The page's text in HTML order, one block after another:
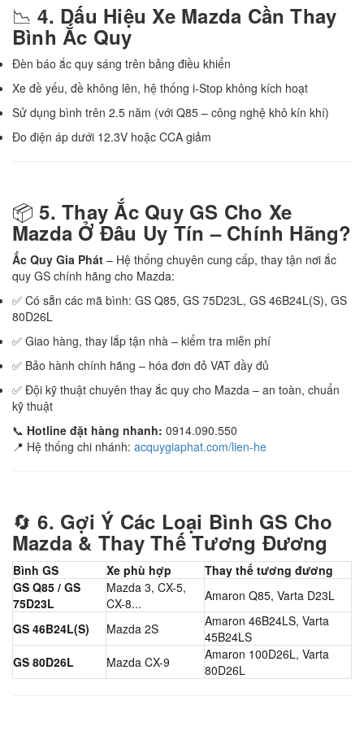
📉4. Dấu Hiệu Xe Mazda Cần Thay
Bình Ắc Quy
Đèn báo ắc quy sáng trên bảng điều khiển
Xe đề yếu, đề không lên, hệ thống i-Stop không kích hoạt
Sử dụng bình trên 2.5 năm (với Q85 – công nghệ khô kín khí)
Đo điện áp dưới 12.3V hoặc CCA giảm
📦5. Thay Ắc Quy GS Cho Xe
Mazda Ở Đâu Uy Tín – Chính Hãng?
Ắc Quy Gia Phát – Hệ thống chuyên cung cấp, thay tận nơi ắc
quy GS chính hãng cho Mazda:
✅ Có sẵn các mã bình: GS Q85, GS 75D23L, GS 46B24L(S), GS
80D26L
✅ Giao hàng, thay lắp tận nhà – kiểm tra miễn phí
✅ Bảo hành chính hãng – hóa đơn đỏ VAT đầy đủ
✅ Đội kỹ thuật chuyên thay ắc quy cho Mazda – an toàn, chuẩn
kỹ thuật
📞 Hotline đặt hàng nhanh: 0914.090.550
📍 Hệ thống chi nhánh: acquygiaphat.com/lien-he
🔄6. Gợi Ý Các Loại Bình GS Cho
Mazda & Thay Thế Tương Đương
Bình GS Xe phù hợp
Thay thế tương đương
GS Q85 / GS
75D23L
Mazda 3, CX-5,
CX-8...
Amaron Q85, Varta D23L
GS 46B24L(S) Mazda 2S
Amaron 46B24LS, Varta
45B24LS
GS 80D26L
Mazda CX-9
Amaron 100D26L, Varta
80D26L